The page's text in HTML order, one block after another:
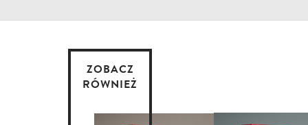
ZOBACZ
RÓWNIEŻ